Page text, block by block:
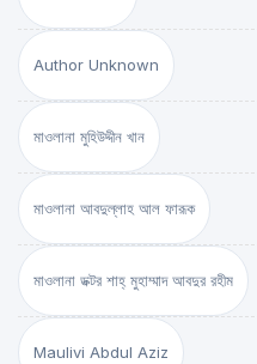
Author Unknown
মাওলানা মুহিউদ্দীন খান
মাওলানা আবদুল্লাহ আল ফারূক
মাওলানা ডক্টর শাহ্‌ মুহাম্মাদ আবদুর রহীম
Maulivi Abdul Aziz